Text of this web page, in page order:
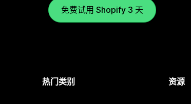
免费试用 Shopify 3 天
热门类别 资源